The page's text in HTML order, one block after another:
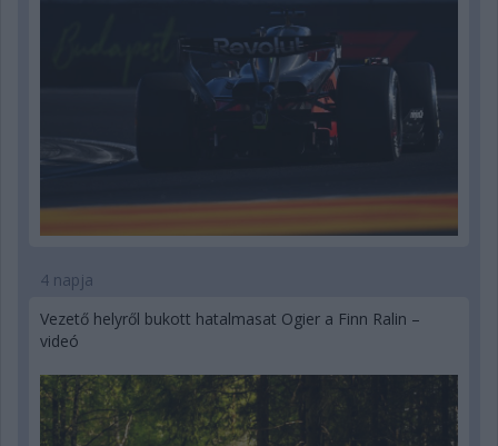
4 napja
Vezető helyről bukott hatalmasat Ogier a Finn Ralin –
videó